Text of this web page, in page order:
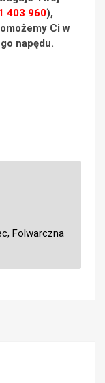
403 960),
Ci w
napędu.
Folwarczna